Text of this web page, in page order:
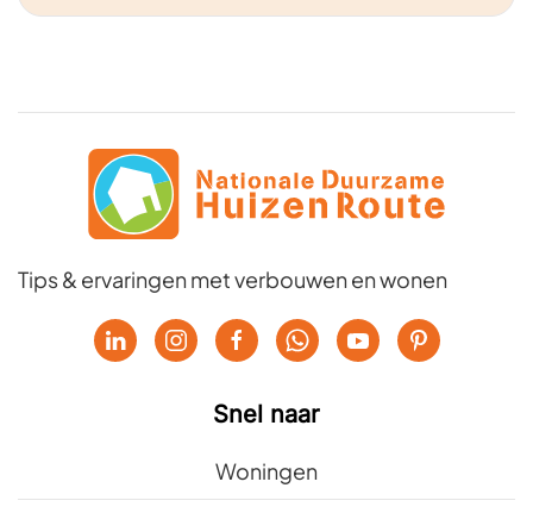
Tips & ervaringen met verbouwen en wonen
Snel naar
Woningen